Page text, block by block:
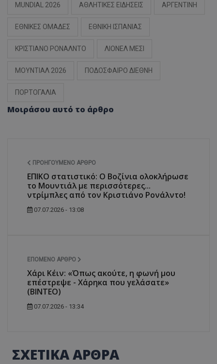
MUNDIAL 2026 ΑΘΛΗΤΙΚΕΣ ΕΙΔΗΣΕΙΣ ΑΡΓΕΝΤΙΝΗ
ΕΘΝΙΚΕΣ ΟΜΑΔΕΣ ΕΘΝΙΚΗ ΙΣΠΑΝΙΑΣ
ΚΡΙΣΤΙΑΝΟ ΡΟΝΑΛΝΤΟ ΛΙΟΝΕΛ ΜΕΣΙ
ΜΟΥΝΤΙΑΛ 2026 ΠΟΔΟΣΦΑΙΡΟ ΔΙΕΘΝΗ
ΠΟΡΤΟΓΑΛΙΑ
Μοιράσου αυτό το άρθρο
ΠΡΟΗΓΟΎΜΕΝΟ ΆΡΘΡΟ
ΕΠΙΚΟ στατιστικό: Ο Βοζίνια ολοκλήρωσε
το Μουντιάλ με περισσότερες...
ντρίμπλες από τον Κριστιάνο Ρονάλντο!
07.07.2026 - 13:08
ΕΠΌΜΕΝΟ ΆΡΘΡΟ
Χάρι Κέιν: «Όπως ακούτε, η φωνή μου
επέστρεψε - Χάρηκα που γελάσατε»
(ΒΙΝΤΕΟ)
07.07.2026 - 13:34
ΣΧΕΤΙΚΑ ΑΡΘΡΑ